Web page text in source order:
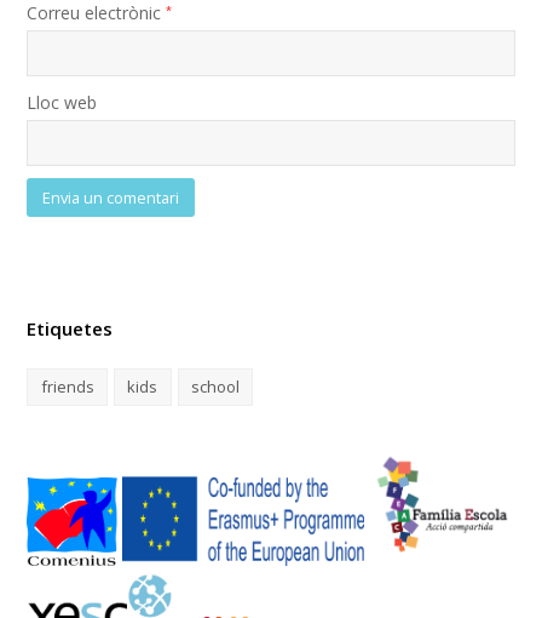
Correu electrònic*
Lloc web
Etiquetes
friends kids school